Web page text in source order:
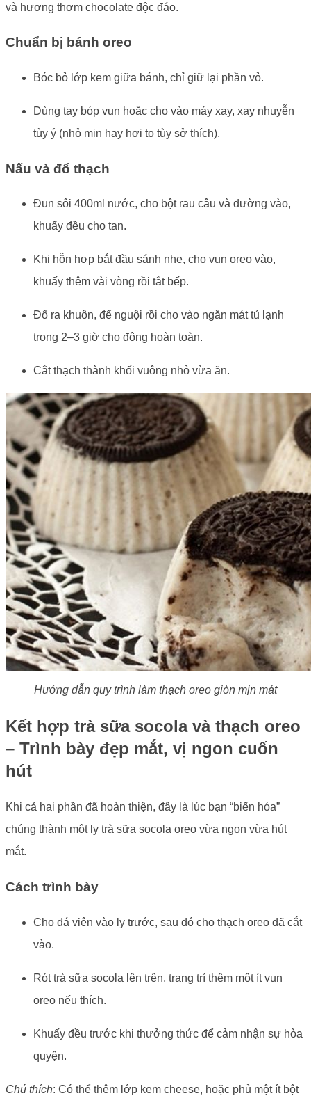
và hương thơm chocolate độc đáo.
Chuẩn bị bánh oreo
Bóc bỏ lớp kem giữa bánh, chỉ giữ lại phần vỏ.
Dùng tay bóp vụn hoặc cho vào máy xay, xay nhuyễn
tùy ý (nhỏ mịn hay hơi to tùy sở thích).
Nấu và đổ thạch
Đun sôi 400ml nước, cho bột rau câu và đường vào,
khuấy đều cho tan.
Khi hỗn hợp bắt đầu sánh nhẹ, cho vụn oreo vào,
khuấy thêm vài vòng rồi tắt bếp.
Đổ ra khuôn, để nguội rồi cho vào ngăn mát tủ lạnh
trong 2–3 giờ cho đông hoàn toàn.
Cắt thạch thành khối vuông nhỏ vừa ăn.
Hướng dẫn quy trình làm thạch oreo giòn mịn mát
Kết hợp trà sữa socola và thạch oreo
– Trình bày đẹp mắt, vị ngon cuốn
hút
Khi cả hai phần đã hoàn thiện, đây là lúc bạn “biến hóa”
chúng thành một ly trà sữa socola oreo vừa ngon vừa hút
mắt.
Cách trình bày
Cho đá viên vào ly trước, sau đó cho thạch oreo đã cắt
vào.
Rót trà sữa socola lên trên, trang trí thêm một ít vụn
oreo nếu thích.
Khuấy đều trước khi thưởng thức để cảm nhận sự hòa
quyện.
Chú thích: Có thể thêm lớp kem cheese, hoặc phủ một ít bột